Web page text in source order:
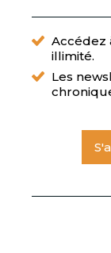
Accédez
illimité.
Les